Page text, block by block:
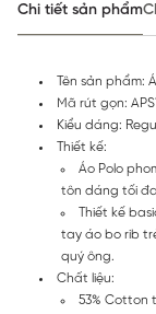
Chi tiết sản phẩm
Tên sản phẩm:
Mã rút gọn:
Kiểu dáng:
Thiết kế:
Áo Polo
tôn dáng tối
Thiết kế
tay áo bo rib
quý ông.
Chất liệu:
53% Cotton